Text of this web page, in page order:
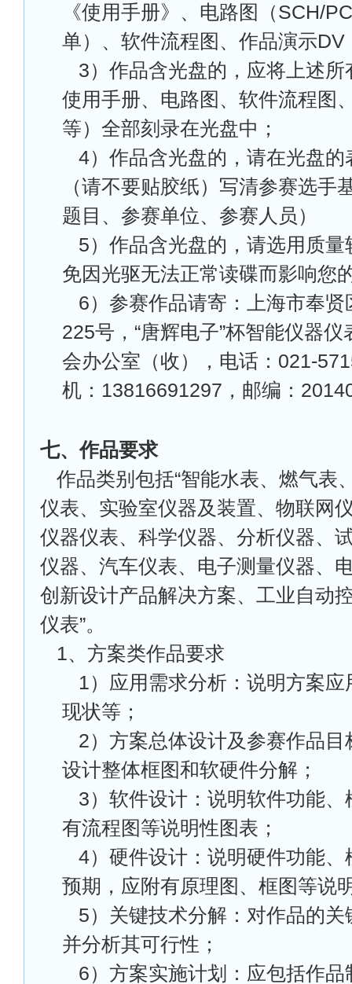
《使用手册》、电路图（SCH/
单）、软件流程图、作品演示DV
3）作品含光盘的，应将上述
使用手册、电路图、软件流程图
等）全部刻录在光盘中；
4）作品含光盘的，请在光盘
（请不要贴胶纸）写清参赛选手
题目、参赛单位、参赛人员）
5）作品含光盘的，请选用质
免因光驱无法正常读碟而影响您
6）参赛作品请寄：上海市奉
225号，“唐辉电子”杯智能仪器
会办公室（收），电话：021-
机：13816691297，邮编：
七、作品要求
作品类别包括“智能水表、燃气表
仪表、实验室仪器及装置、物联网
仪器仪表、科学仪器、分析仪器、
仪器、汽车仪表、电子测量仪器、
创新设计产品解决方案、工业自动
仪表”。
1、方案类作品要求
1）应用需求分析：说明方案
现状等；
2）方案总体设计及参赛作品
设计整体框图和软硬件分解；
3）软件设计：说明软件功能
有流程图等说明性图表；
4）硬件设计：说明硬件功能
预期，应附有原理图、框图等说
5）关键技术分解：对作品的
并分析其可行性；
6）方案实施计划：应包括作